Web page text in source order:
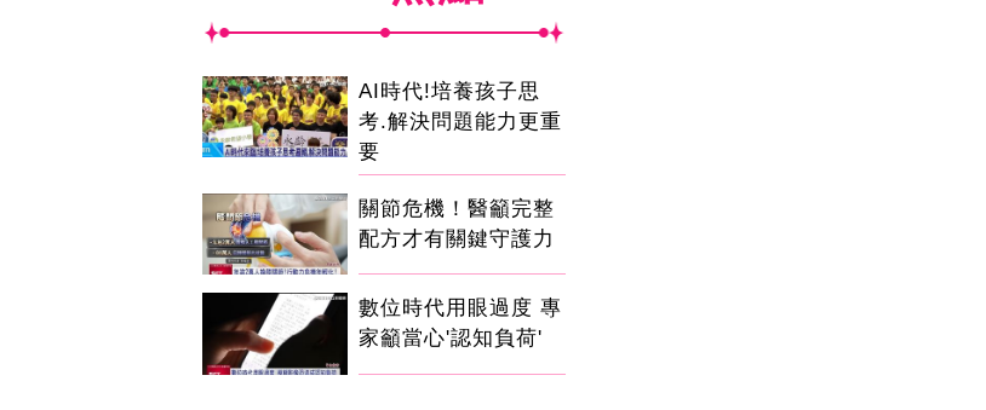
AI時代!培養孩子思
考.解決問題能力更重
要
關節危機！醫籲完整
配方才有關鍵守護力
數位時代用眼過度 專
家籲當心'認知負荷'